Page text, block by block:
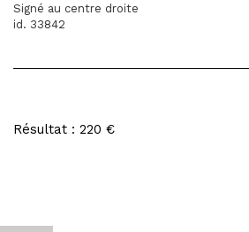
Signé au centre droite
id. 33842
Résultat : 220 €